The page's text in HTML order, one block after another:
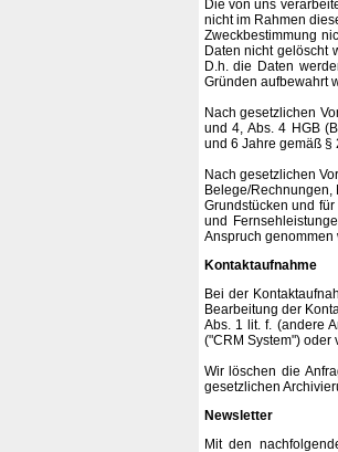
Die von uns
nicht im Rahmen
Zweckbestimmung
Daten nicht gelöscht
D.h. die Daten
Gründen aufbewahrt
Nach gesetzlichen
und 4, Abs. 4 HGB
und 6 Jahre gemäß §
Nach gesetzlichen
Belege/Rechnungen,
Grundstücken und
und
Anspruch genommen
Kontaktaufnahme
Bei der
Bearbeitung der
Abs. 1 lit. f. (andere
("CRM System")
Wir löschen die
gesetzlichen
Newsletter
Mit den